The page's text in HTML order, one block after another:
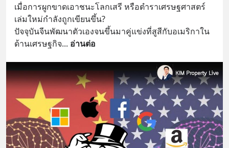
เมื่อการผูกขาดเอาชนะโลกเสรี หรือตำราเศรษฐศาสตร์
เล่มใหม่กำลังถูกเขียนขึ้น?
ปัจจุบันจีนพัฒนาตัวเองจนขึ้นมาคู่แข่งที่สูสีกับอเมริกาใน
ด้านเศรษฐกิจ... อ่านต่อ